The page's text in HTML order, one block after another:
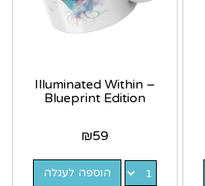
Illuminated Within –
Blueprint Edition
₪59
הוספה לעגלה